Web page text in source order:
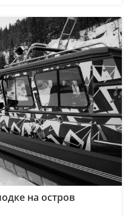
на остров